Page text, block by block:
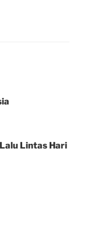
Lintas Hari